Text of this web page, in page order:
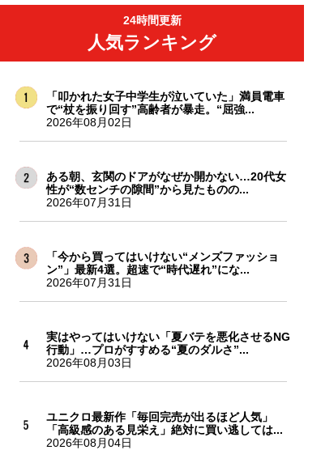
24時間更新
人気ランキング
「叩かれた女子中学生が泣いていた」満員電車
で“杖を振り回す”高齢者が暴走。“屈強...
2026年08月02日
ある朝、玄関のドアがなぜか開かない…20代女
性が“数センチの隙間”から見たものの...
2026年07月31日
「今から買ってはいけない“メンズファッショ
ン”」最新4選。超速で“時代遅れ”にな...
2026年07月31日
実はやってはいけない「夏バテを悪化させるNG
行動」…プロがすすめる“夏のダルさ”...
2026年08月03日
ユニクロ最新作「毎回完売が出るほど人気」
「高級感のある見栄え」絶対に買い逃しては...
2026年08月04日